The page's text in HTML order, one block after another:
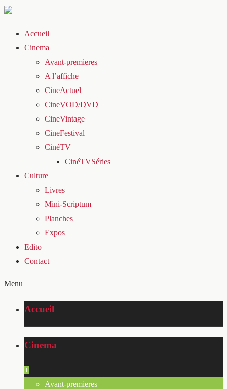
Accueil
Cinema
Avant-premieres
A l’affiche
CineActuel
CineVOD/DVD
CineVintage
CineFestival
CinéTV
CinéTVSéries
Culture
Livres
Mini-Scriptum
Planches
Expos
Edito
Contact
Menu
Accueil
Cinema
+
Avant-premieres